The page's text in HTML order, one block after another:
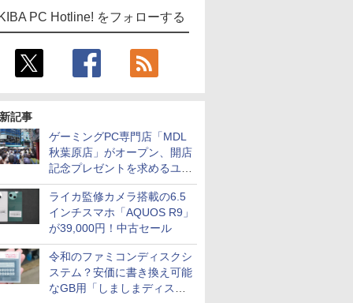
PC Hotline! をフォローする
記事
ゲーミングPC専門店「MDL
秋葉原店」がオープン、開店
記念プレゼントを求めるユー
ザーが押し寄せ長蛇の列に
ライカ監修カメラ搭載の6.5
インチスマホ「AQUOS R9」
が39,000円！中古セール
令和のファミコンディスクシ
ステム？安価に書き換え可能
なGB用「しましまディスク